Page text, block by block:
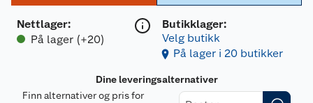
Nettlager:
På lager (+20)
Butikklager:
Velg butikk
På lager i 20 butikker
Dine leveringsalternativer
Finn alternativer og pris for